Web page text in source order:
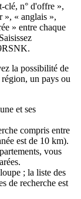
clé, n° d'offre »,
», « anglais »,
» entre chaque
la possibilité de
un pays ou
et ses
compris entre
est de 10 km).
vous
; la liste des
de recherche est